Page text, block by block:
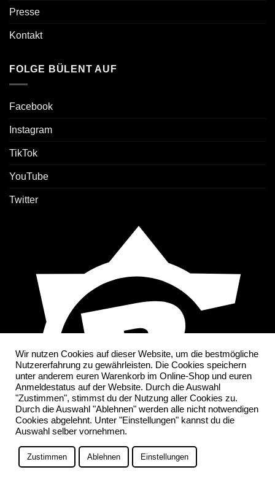
Presse
Kontakt
FOLGE BÜLENT AUF
Facebook
Instagram
TikTok
YouTube
Twitter
Wir nutzen Cookies auf dieser Website, um die bestmögliche
Nutzererfahrung zu gewährleisten. Die Cookies speichern
unter anderem euren Warenkorb im Online-Shop und euren
Anmeldestatus auf der Website. Durch die Auswahl
"Zustimmen", stimmst du der Nutzung aller Cookies zu.
Durch die Auswahl "Ablehnen" werden alle nicht notwendigen
Cookies abgelehnt. Unter "Einstellungen" kannst du die
Auswahl selber vornehmen.
Zustimmen Ablehnen Einstellungen